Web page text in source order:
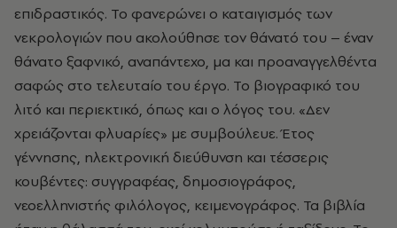
επιδραστικός. Το φανερώνει ο καταιγισμός των
νεκρολογιών που ακολούθησε τον θάνατό του – έναν
θάνατο ξαφνικό, αναπάντεχο, μα και προαναγγελθέντα
σαφώς στο τελευταίο του έργο. Το βιογραφικό του
λιτό και περιεκτικό, όπως και ο λόγος του. «Δεν
χρειάζονται φλυαρίες» με συμβούλευε. Έτος
γέννησης, ηλεκτρονική διεύθυνση και τέσσερις
κουβέντες: συγγραφέας, δημοσιογράφος,
νεοελληνιστής φιλόλογος, κειμενογράφος. Τα βιβλία